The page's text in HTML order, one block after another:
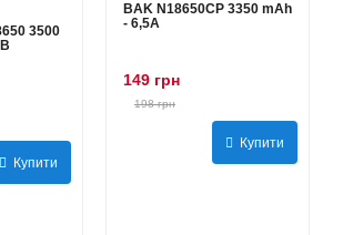
3500
Купити
BAK N18650CP 3350 mAh
- 6,5А
149 грн
198 грн
Купити